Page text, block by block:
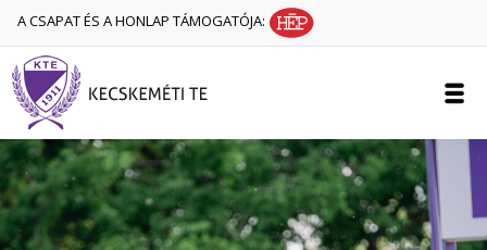
A CSAPAT ÉS A HONLAP TÁMOGATÓJA: